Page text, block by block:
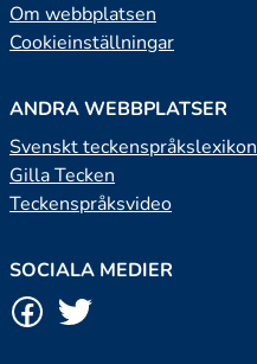
Om webbplatsen
Cookieinställningar
ANDRA WEBBPLATSER
Svenskt teckenspråkslexikon
Gilla Tecken
Teckenspråksvideo
SOCIALA MEDIER